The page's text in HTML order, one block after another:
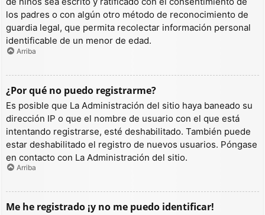
los padres o con algún otro método de reconocimiento de
guardia legal, que permita recolectar información personal
identificable de un menor de edad.
Arriba
¿Por qué no puedo registrarme?
Es posible que La Administración del sitio haya baneado su
dirección IP o que el nombre de usuario con el que está
intentando registrarse, esté deshabilitado. También puede
estar deshabilitado el registro de nuevos usuarios. Póngase
en contacto con La Administración del sitio.
Arriba
Me he registrado ¡y no me puedo identificar!